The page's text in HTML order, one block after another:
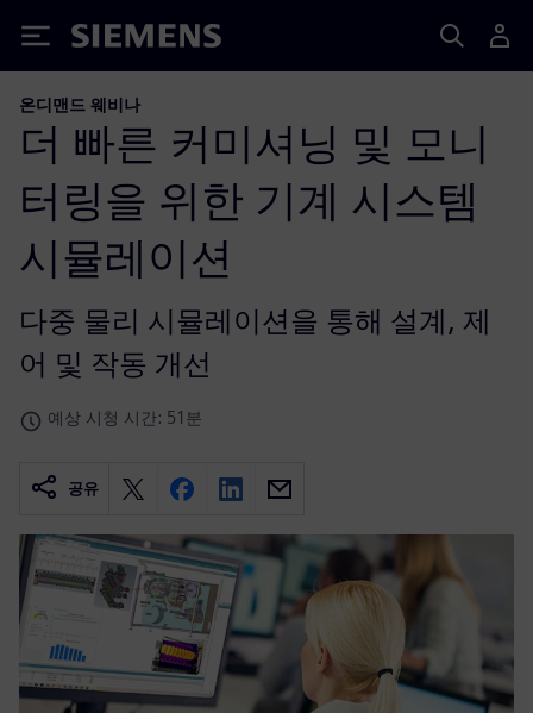
Siemens
온디맨드 웨비나
더 빠른 커미셔닝 및 모니
터링을 위한 기계 시스템
시뮬레이션
다중 물리 시뮬레이션을 통해 설계, 제
어 및 작동 개선
예상 시청 시간: 51분
공유